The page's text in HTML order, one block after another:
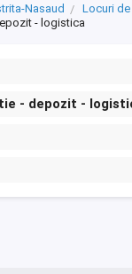
Nasaud
Locuri
- logistica
- depozit -